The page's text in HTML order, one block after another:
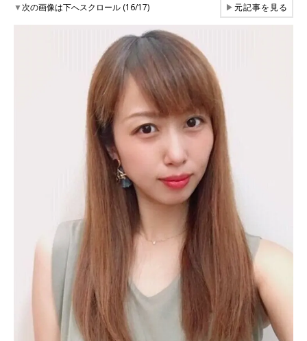
▼次の画像は下へスクロール (16/17) ▶元記事を見る